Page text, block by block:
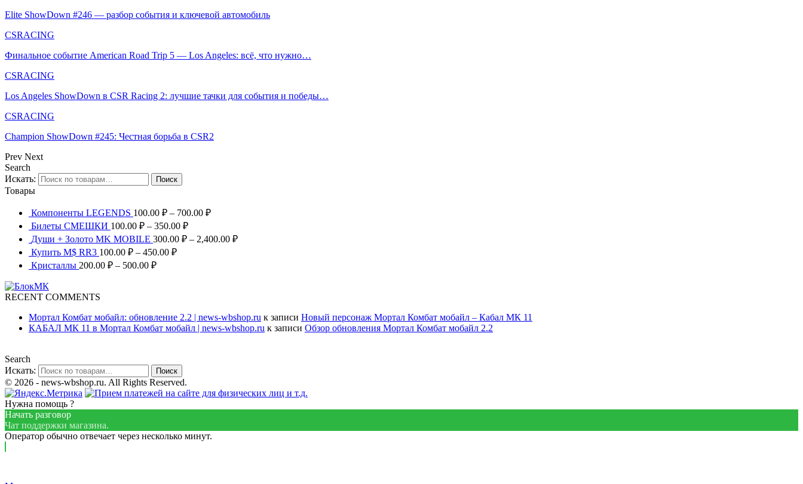
Elite ShowDown #246 — разбор события и ключевой автомобиль
CSRACING
Финальное событие American Road Trip 5 — Los Angeles: всё, что нужно…
CSRACING
Los Angeles ShowDown в CSR Racing 2: лучшие тачки для события и победы…
CSRACING
Champion ShowDown #245: Честная борьба в CSR2
Prev Next
Search
Искать:
Поиск
Товары
Компоненты LEGENDS 100.00 ₽ – 700.00 ₽
Билеты СМЕШКИ 100.00 ₽ – 350.00 ₽
Души + Золото MK MOBILE 300.00 ₽ – 2,400.00 ₽
Купить M$ RR3 100.00 ₽ – 450.00 ₽
Кристаллы 200.00 ₽ – 500.00 ₽
RECENT COMMENTS
Мортал Комбат мобайл: обновление 2.2 | news-wbshop.ru к записи Новый персонаж Мортал Комбат мобайл – Кабал МК 11
КАБАЛ МК 11 в Мортал Комбат мобайл | news-wbshop.ru к записи Обзор обновления Мортал Комбат мобайл 2.2
Search
Искать:
Поиск
© 2026 - news-wbshop.ru. All Rights Reserved.
Нужна помощь ?
Начать разговор
Чат поддержки магазина.
Оператор обычно отвечает через несколько минут.